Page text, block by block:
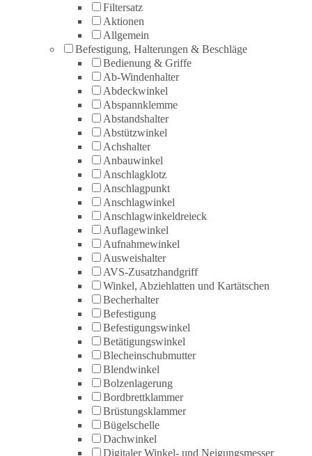
Filtersatz
Aktionen
Allgemein
Befestigung, Halterungen & Beschläge
Bedienung & Griffe
Ab-Windenhalter
Abdeckwinkel
Abspannklemme
Abstandshalter
Abstützwinkel
Achshalter
Anbauwinkel
Anschlagklotz
Anschlagpunkt
Anschlagwinkel
Anschlagwinkeldreieck
Auflagewinkel
Aufnahmewinkel
Ausweishalter
AVS-Zusatzhandgriff
Winkel, Abziehlatten und Kartätschen
Becherhalter
Befestigung
Befestigungswinkel
Betätigungswinkel
Blecheinschubmutter
Blendwinkel
Bolzenlagerung
Bordbrettklammer
Brüstungsklammer
Bügelschelle
Dachwinkel
Digitaler Winkel- und Neigungsmesser